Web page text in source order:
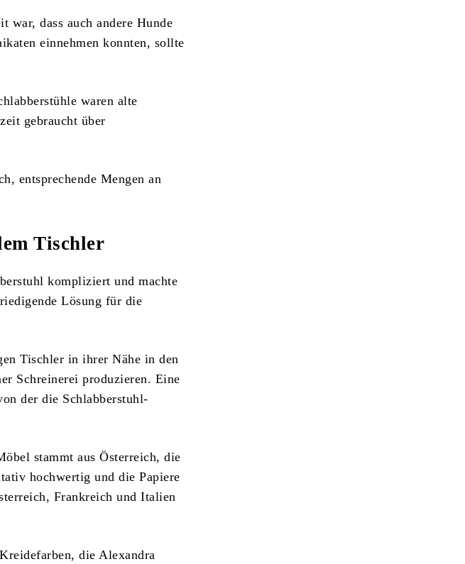
war, dass auch andere Hunde
einnehmen konnten, sollte
waren alte
gebraucht über
entsprechende Mengen an
Tischler
kompliziert und machte
Lösung für die
Tischler in ihrer Nähe in den
Schreinerei produzieren. Eine
der die Schlabberstuhl-
stammt aus Österreich, die
hochwertig und die Papiere
Frankreich und Italien
die Alexandra